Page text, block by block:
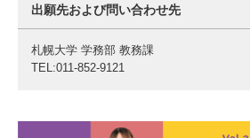
出願先および問い合わせ先
札幌大学 学務部 教務課
TEL:011-852-9121